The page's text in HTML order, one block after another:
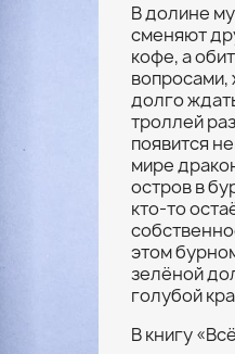
В долине
сменяют
кофе, а
вопросами,
долго
троллей
появится
мире
остров в
кто-то
этом
зелёной
голубой
В книгу